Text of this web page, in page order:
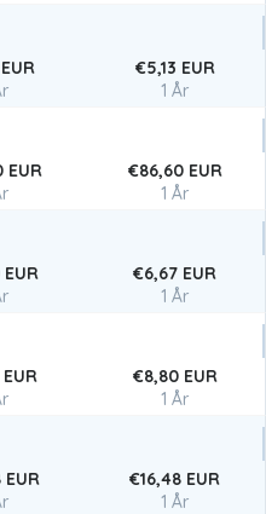
€5,13 EUR
1 År
EUR
€86,60 EUR
1 År
€6,67 EUR
1 År
€8,80 EUR
1 År
EUR
€16,48 EUR
1 År